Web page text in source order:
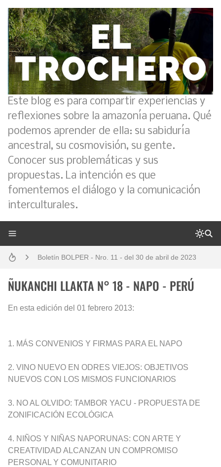
Este blog es para compartir experiencias y
reflexiones sobre la amazonía peruana. Qué
podemos aprender de ella: su sabiduría
ancestral, su cosmovisión, su gente.
Conocer sus problemáticas y sus
propuestas. La intención es que
fomentemos el diálogo y la comunicación
interculturales.
Boletín BOLPER - Nro. 11 - del 30 de abril de 2023
Boletín BOLPER - Nro. 10 - del 31 de marzo de 2023
Gestión de bosques tropicales en la región Loreto
ÑUKANCHI LLAKTA N° 18 - NAPO - PERÚ
En esta edición del 01 febrero 2013:
1. MÁS CONVENIOS Y FIRMAS PARA EL NAPO
2. VINO NUEVO EN ODRES VIEJOS: OBJETIVOS
NUEVOS CON LOS MISMOS FUNCIONARIOS
3. NO AL OLVIDO: TAMBOR YACU - PROPUESTA DE
ZONIFICACIÓN ECOLÓGICA
4. NIÑOS Y NIÑAS NAPORUNAS: CON ARTE Y
CREATIVIDAD ALCANZAN UN COMPROMISO
PERSONAL Y COMUNITARIO